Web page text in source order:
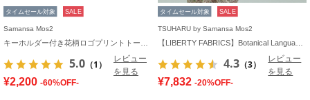
タイムセール対象 SALE
Samansa Mos2
5.0 （1）
レビュー
を見る
¥2,200 -60%OFF-
タイムセール対象 SALE
TSUHARU by Samansa Mos2
4.3 （3）
レビュー
を見る
¥7,832 -20%OFF-